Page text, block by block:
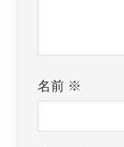
名前 ※